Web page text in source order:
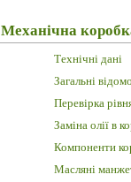
Механічна
Технічні дані
Загальні
Перевірка
Заміна олії в
Компоненти
Масляні